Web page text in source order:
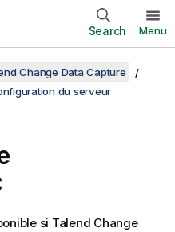
Search Menu
Change Data Capture
du serveur
si Talend Change